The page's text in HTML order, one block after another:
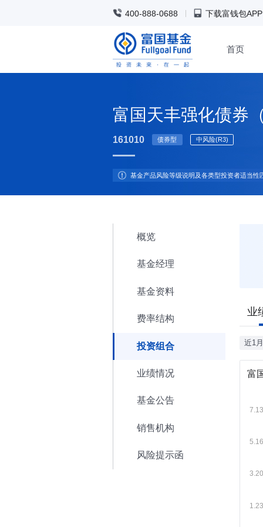
400-888-0688 下载富钱包APP
首页
富国天丰强化债券
161010 债券型 中风险(R3)
基金产品风险等级说明及各类型投资者适当性
概览
基金经理
基金资料
费率结构
投资组合
业绩情况
基金公告
销售机构
风险提示函
业
近1月
富